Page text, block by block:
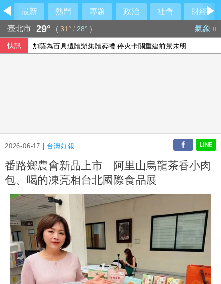
最新 熱門 專題 政治 社會
財經
臺北市 29° ( 31° / 28° ) 氣象
快訊 加薩為百具遺體辦集體葬禮 停火卡關重建前景未明
2026-06-17 | 台灣好報
番路鄉農會新品上市 阿里山烏龍茶香小肉
包、喝的凍亮相台北國際食品展